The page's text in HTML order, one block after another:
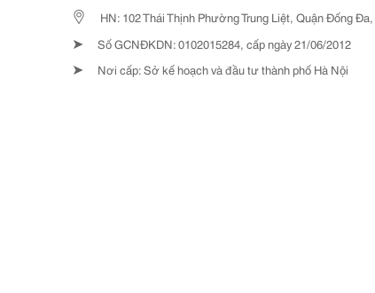
HN: 102 Thái Thịnh Phường Trung Liệt, Quận Đống
➤ Số GCNĐKDN: 0102015284, cấp ngày 21/06/2012
➤ Nơi cấp: Sở kế hoạch và đầu tư thành phố Hà Nội